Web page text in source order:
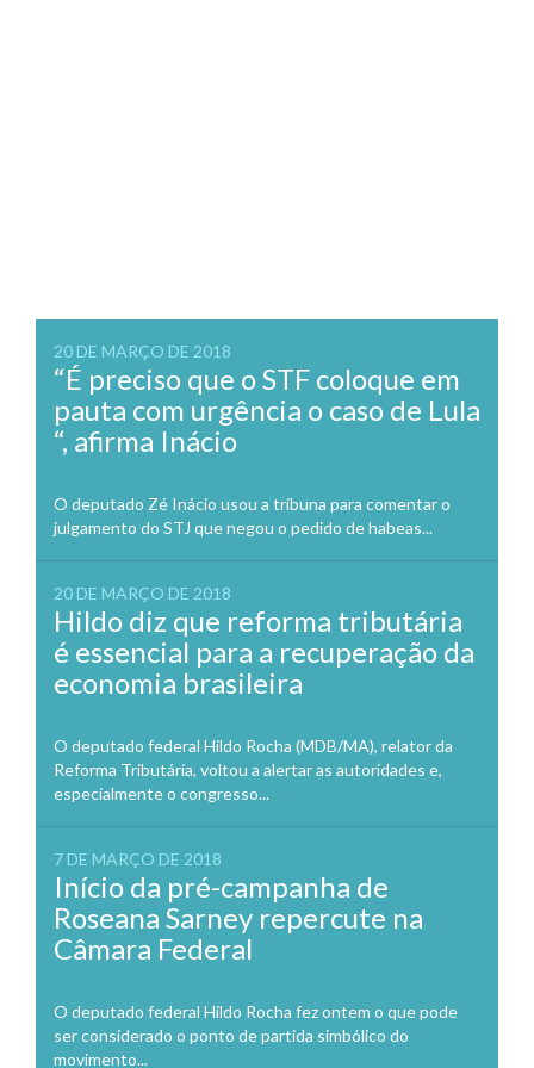
20 DE MARÇO DE 2018
“É preciso que o STF coloque em
pauta com urgência o caso de Lula
“, afirma Inácio
O deputado Zé Inácio usou a tribuna para comentar o
julgamento do STJ que negou o pedido de habeas...
20 DE MARÇO DE 2018
Hildo diz que reforma tributária
é essencial para a recuperação da
economia brasileira
O deputado federal Hildo Rocha (MDB/MA), relator da
Reforma Tributária, voltou a alertar as autoridades e,
especialmente o congresso...
7 DE MARÇO DE 2018
Início da pré-campanha de
Roseana Sarney repercute na
Câmara Federal
O deputado federal Hildo Rocha fez ontem o que pode
ser considerado o ponto de partida simbólico do
movimento...